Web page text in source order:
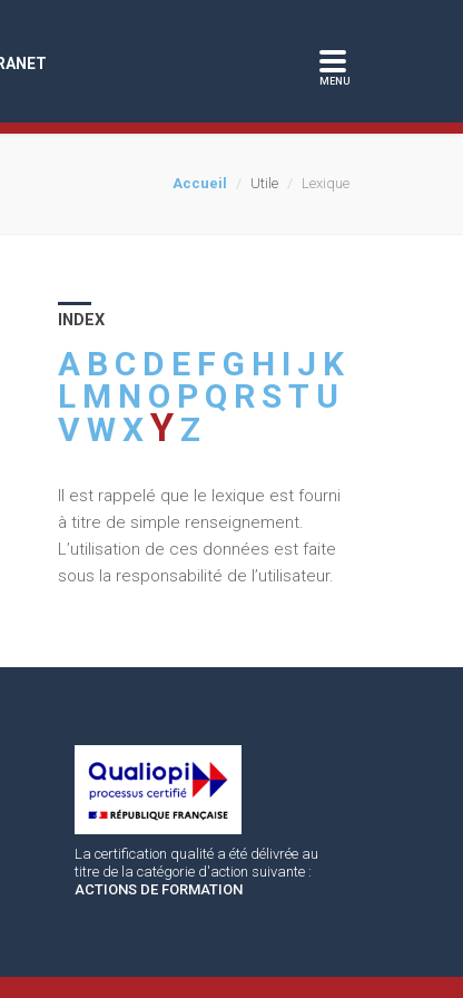
Accueil Utile Lexique
INDEX
A B C D E F G H I J K
L M N O P Q R ST U
VWXY Z
Il est rappelé que le lexique est fourni
à titre de simple renseignement.
L’utilisation de ces données est faite
sous la responsabilité de l’utilisateur.
La certification qualité a été délivrée au
titre de la catégorie d'action suivante :
ACTIONS DE FORMATION